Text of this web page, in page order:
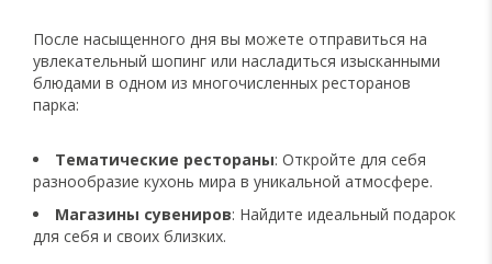
После насыщенного дня вы можете отправиться на
увлекательный шопинг или насладиться изысканными
блюдами в одном из многочисленных ресторанов
парка:
Тематические рестораны: Откройте для себя
разнообразие кухонь мира в уникальной атмосфере.
Магазины сувениров: Найдите идеальный подарок
для себя и своих близких.